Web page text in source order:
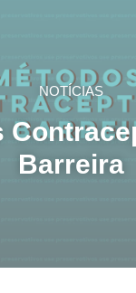
NOTÍCIAS
Barreira